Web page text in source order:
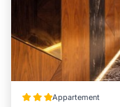
Appartement